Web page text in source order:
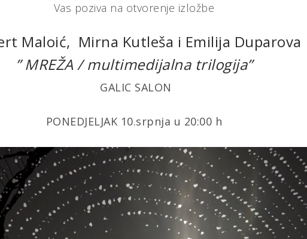
Vas poziva na otvorenje izložbe
Maloić, Mirna Kutleša i Emilija Duparova
” MREŽA / multimedijalna trilogija”
GALIC SALON
PONEDJELJAK 10.srpnja u 20:00 h